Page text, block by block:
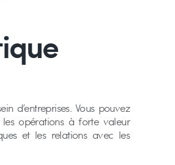
d’entreprises. Vous pouvez
opérations à forte valeur
et les relations avec les